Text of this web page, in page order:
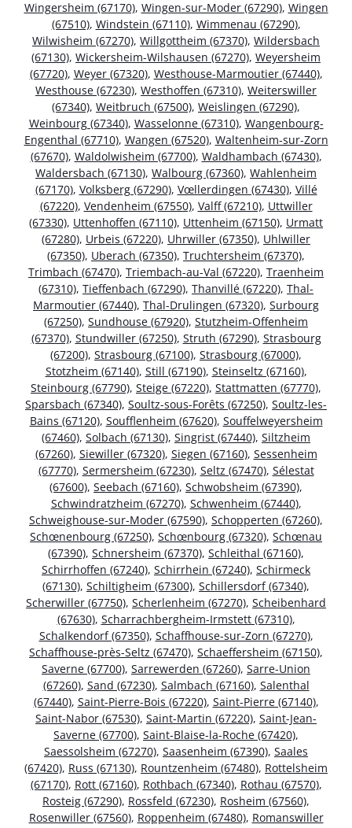
Wingersheim (67170), Wingen-sur-Moder (67290), Wingen
(67510), Windstein (67110), Wimmenau (67290),
Wilwisheim (67270), Willgottheim (67370), Wildersbach
(67130), Wickersheim-Wilshausen (67270), Weyersheim
(67720), Weyer (67320), Westhouse-Marmoutier (67440),
Westhouse (67230), Westhoffen (67310), Weiterswiller
(67340), Weitbruch (67500), Weislingen (67290),
Weinbourg (67340), Wasselonne (67310), Wangenbourg-
Engenthal (67710), Wangen (67520), Waltenheim-sur-Zorn
(67670), Waldolwisheim (67700), Waldhambach (67430),
Waldersbach (67130), Walbourg (67360), Wahlenheim
(67170), Volksberg (67290), Vœllerdingen (67430), Villé
(67220), Vendenheim (67550), Valff (67210), Uttwiller
(67330), Uttenhoffen (67110), Uttenheim (67150), Urmatt
(67280), Urbeis (67220), Uhrwiller (67350), Uhlwiller
(67350), Uberach (67350), Truchtersheim (67370),
Trimbach (67470), Triembach-au-Val (67220), Traenheim
(67310), Tieffenbach (67290), Thanvillé (67220), Thal-
Marmoutier (67440), Thal-Drulingen (67320), Surbourg
(67250), Sundhouse (67920), Stutzheim-Offenheim
(67370), Stundwiller (67250), Struth (67290), Strasbourg
(67200), Strasbourg (67100), Strasbourg (67000),
Stotzheim (67140), Still (67190), Steinseltz (67160),
Steinbourg (67790), Steige (67220), Stattmatten (67770),
Sparsbach (67340), Soultz-sous-Forêts (67250), Soultz-les-
Bains (67120), Soufflenheim (67620), Souffelweyersheim
(67460), Solbach (67130), Singrist (67440), Siltzheim
(67260), Siewiller (67320), Siegen (67160), Sessenheim
(67770), Sermersheim (67230), Seltz (67470), Sélestat
(67600), Seebach (67160), Schwobsheim (67390),
Schwindratzheim (67270), Schwenheim (67440),
Schweighouse-sur-Moder (67590), Schopperten (67260),
Schœnenbourg (67250), Schœnbourg (67320), Schœnau
(67390), Schnersheim (67370), Schleithal (67160),
Schirrhoffen (67240), Schirrhein (67240), Schirmeck
(67130), Schiltigheim (67300), Schillersdorf (67340),
Scherwiller (67750), Scherlenheim (67270), Scheibenhard
(67630), Scharrachbergheim-Irmstett (67310),
Schalkendorf (67350), Schaffhouse-sur-Zorn (67270),
Schaffhouse-près-Seltz (67470), Schaeffersheim (67150),
Saverne (67700), Sarrewerden (67260), Sarre-Union
(67260), Sand (67230), Salmbach (67160), Salenthal
(67440), Saint-Pierre-Bois (67220), Saint-Pierre (67140),
Saint-Nabor (67530), Saint-Martin (67220), Saint-Jean-
Saverne (67700), Saint-Blaise-la-Roche (67420),
Saessolsheim (67270), Saasenheim (67390), Saales
(67420), Russ (67130), Rountzenheim (67480), Rottelsheim
(67170), Rott (67160), Rothbach (67340), Rothau (67570),
Rosteig (67290), Rossfeld (67230), Rosheim (67560),
Rosenwiller (67560), Roppenheim (67480), Romanswiller